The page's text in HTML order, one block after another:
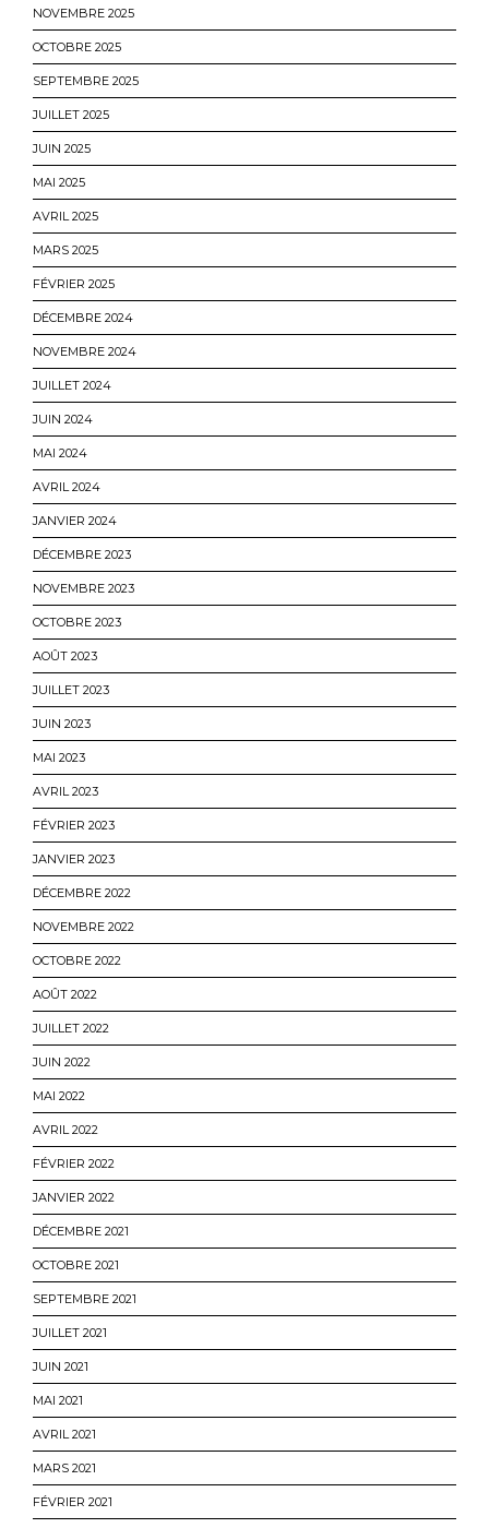
NOVEMBRE 2025
OCTOBRE 2025
SEPTEMBRE 2025
JUILLET 2025
JUIN 2025
MAI 2025
AVRIL 2025
MARS 2025
FÉVRIER 2025
DÉCEMBRE 2024
NOVEMBRE 2024
JUILLET 2024
JUIN 2024
MAI 2024
AVRIL 2024
JANVIER 2024
DÉCEMBRE 2023
NOVEMBRE 2023
OCTOBRE 2023
AOÛT 2023
JUILLET 2023
JUIN 2023
MAI 2023
AVRIL 2023
FÉVRIER 2023
JANVIER 2023
DÉCEMBRE 2022
NOVEMBRE 2022
OCTOBRE 2022
AOÛT 2022
JUILLET 2022
JUIN 2022
MAI 2022
AVRIL 2022
FÉVRIER 2022
JANVIER 2022
DÉCEMBRE 2021
OCTOBRE 2021
SEPTEMBRE 2021
JUILLET 2021
JUIN 2021
MAI 2021
AVRIL 2021
MARS 2021
FÉVRIER 2021